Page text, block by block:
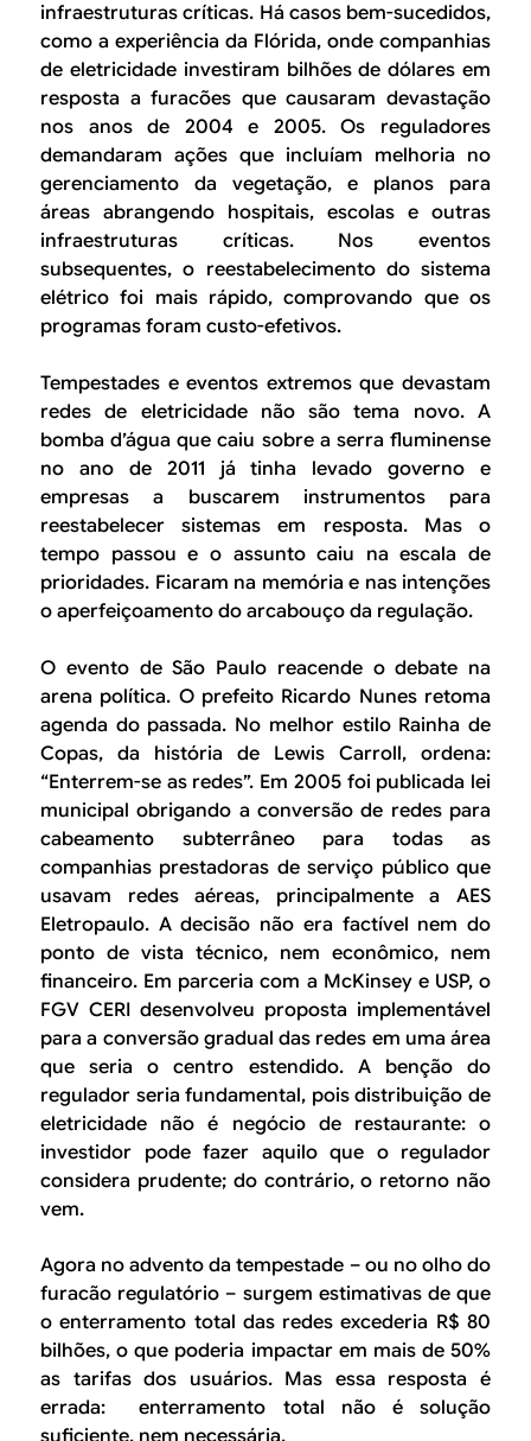
infraestruturas críticas. Há casos bem-sucedidos,
como a experiência da Flórida, onde companhias
de eletricidade investiram bilhões de dólares em
resposta a furacões que causaram devastação
nos anos de 2004 e 2005. Os reguladores
demandaram ações que incluíam melhoria no
gerenciamento da vegetação, e planos para
áreas abrangendo hospitais, escolas e outras
infraestruturas críticas. Nos eventos
subsequentes, o reestabelecimento do sistema
elétrico foi mais rápido, comprovando que os
programas foram custo-efetivos.
Tempestades e eventos extremos que devastam
redes de eletricidade não são tema novo. A
bomba d’água que caiu sobre a serra fluminense
no ano de 2011 já tinha levado governo e
empresas a buscarem instrumentos para
reestabelecer sistemas em resposta. Mas o
tempo passou e o assunto caiu na escala de
prioridades. Ficaram na memória e nas intenções
o aperfeiçoamento do arcabouço da regulação.
O evento de São Paulo reacende o debate na
arena política. O prefeito Ricardo Nunes retoma
agenda do passada. No melhor estilo Rainha de
Copas, da história de Lewis Carroll, ordena:
“Enterrem-se as redes”. Em 2005 foi publicada lei
municipal obrigando a conversão de redes para
cabeamento subterrâneo para todas as
companhias prestadoras de serviço público que
usavam redes aéreas, principalmente a AES
Eletropaulo. A decisão não era factível nem do
ponto de vista técnico, nem econômico, nem
financeiro. Em parceria com a McKinsey e USP, o
FGV CERI desenvolveu proposta implementável
para a conversão gradual das redes em uma área
que seria o centro estendido. A benção do
regulador seria fundamental, pois distribuição de
eletricidade não é negócio de restaurante: o
investidor pode fazer aquilo que o regulador
considera prudente; do contrário, o retorno não
vem.
Agora no advento da tempestade – ou no olho do
furacão regulatório – surgem estimativas de que
o enterramento total das redes excederia R$ 80
bilhões, o que poderia impactar em mais de 50%
as tarifas dos usuários. Mas essa resposta é
errada: enterramento total não é solução